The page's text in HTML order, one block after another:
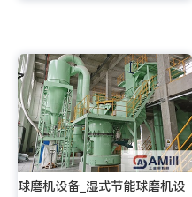
球磨机设备_湿式节能球磨机设